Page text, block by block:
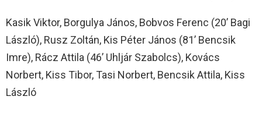
Kasik Viktor, Borgulya János, Bobvos Ferenc (20’ Bagi
László), Rusz Zoltán, Kis Péter János (81’ Bencsik
Imre), Rácz Attila (46’ Uhljár Szabolcs), Kovács
Norbert, Kiss Tibor, Tasi Norbert, Bencsik Attila, Kiss
László